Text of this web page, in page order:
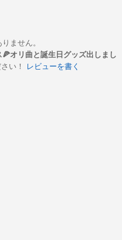
ません。
🍕オリ曲と誕生日グッズ出しまし
い！ レビューを書く